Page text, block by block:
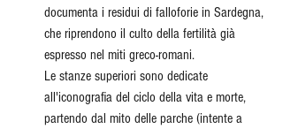
documenta i residui di falloforie in Sardegna,
che riprendono il culto della fertilità già
espresso nel miti greco-romani.
Le stanze superiori sono dedicate
all'iconografia del ciclo della vita e morte,
partendo dal mito delle parche (intente a